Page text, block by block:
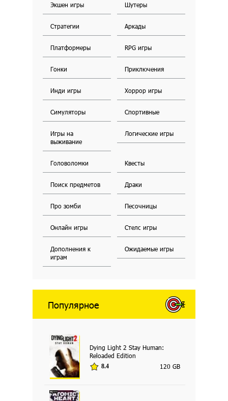
Экшен игры Шутеры
Стратегии Аркады
Платформеры RPG игры
Гонки Приключения
Инди игры Хоррор игры
Симуляторы Спортивные
Игры на
выживание
Логические игры
Головоломки Квесты
Поиск предметов Драки
Про зомби Песочницы
Онлайн игры Стелс игры
Дополнения к
играм
Ожидаемые игры
Популярное
Dying Light 2 Stay Human:
Reloaded Edition
8.4 120 GB